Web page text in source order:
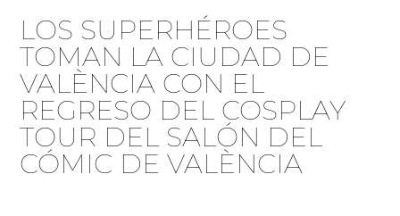
LOS SUPERHÉROES
TOMAN LA CIUDAD DE
VALÈNCIA CON EL
REGRESO DEL COSPLAY
TOUR DEL SALÓN DEL
CÓMIC DE VALÈNCIA